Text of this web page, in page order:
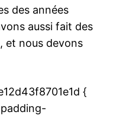
des années
aussi fait des
et nous devons
{